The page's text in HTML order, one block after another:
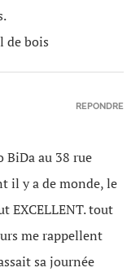
de bois
BiDa au 38 rue
il y a de monde, le
EXCELLENT. tout
me rappellent
sa journée
REPONDRE